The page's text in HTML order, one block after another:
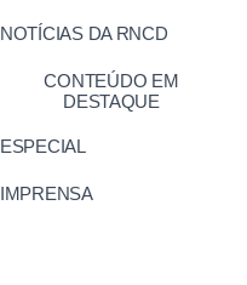
NOTÍCIAS DA RNCD
CONTEÚDO EM
DESTAQUE
ESPECIAL
IMPRENSA